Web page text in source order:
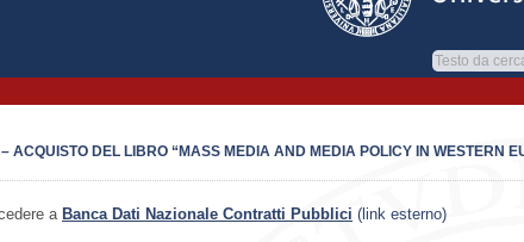
ACQUISTO DEL LIBRO “MASS MEDIA AND MEDIA POLICY IN WESTERN
a Banca Dati Nazionale Contratti Pubblici (link esterno)